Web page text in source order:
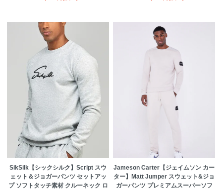
SikSilk【シックシルク】Script スウ
ェット＆ジョガーパンツ セットアッ
プ ソフトタッチ素材 クルーネック ロ
Jameson Carter【ジェイムソン カー
ター】Matt Jumper スウェット&ジョ
ガーパンツ プレミアムスーパーソフ